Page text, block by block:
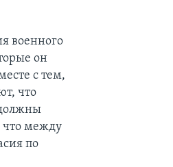
военного
он
с тем,
что
что между
по